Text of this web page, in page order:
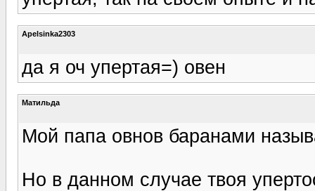
Apelsinka2303
да я оч упертая=) овен
Матильда
Мой папа овнов баранами
Но в данном случае твоя